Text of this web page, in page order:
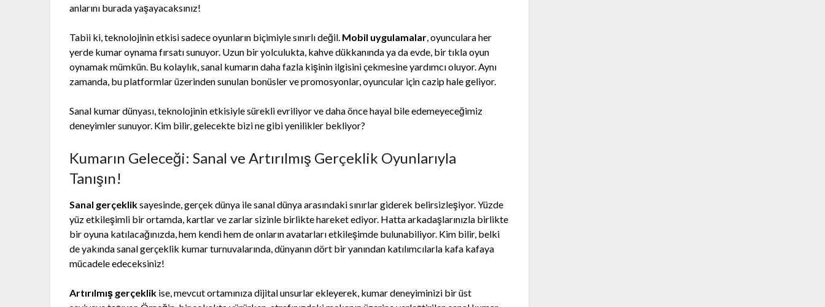
anlarını burada yaşayacaksınız!
Tabii ki, teknolojinin etkisi sadece oyunların biçimiyle sınırlı değil. Mobil uygulamalar, oyunculara her
yerde kumar oynama fırsatı sunuyor. Uzun bir yolculukta, kahve dükkanında ya da evde, bir tıkla oyun
oynamak mümkün. Bu kolaylık, sanal kumarın daha fazla kişinin ilgisini çekmesine yardımcı oluyor. Aynı
zamanda, bu platformlar üzerinden sunulan bonüsler ve promosyonlar, oyuncular için cazip hale geliyor.
Sanal kumar dünyası, teknolojinin etkisiyle sürekli evriliyor ve daha önce hayal bile edemeyeceğimiz
deneyimler sunuyor. Kim bilir, gelecekte bizi ne gibi yenilikler bekliyor?
Kumarın Geleceği: Sanal ve Artırılmış Gerçeklik Oyunlarıyla
Tanışın!
Sanal gerçekliksayesinde, gerçek dünya ile sanal dünya arasındaki sınırlar giderek belirsizleşiyor. Yüzde
yüz etkileşimli bir ortamda, kartlar ve zarlar sizinle birlikte hareket ediyor. Hatta arkadaşlarınızla birlikte
bir oyuna katılacağınızda, hem kendi hem de onların avatarları etkileşimde bulunabiliyor. Kim bilir, belki
de yakında sanal gerçeklik kumar turnuvalarında, dünyanın dört bir yanından katılımcılarla kafa kafaya
mücadele edeceksiniz!
Artırılmış gerçeklik ise, mevcut ortamınıza dijital unsurlar ekleyerek, kumar deneyiminizi bir üst